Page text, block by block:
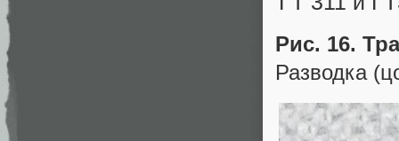
Рис. 16.
Разводка